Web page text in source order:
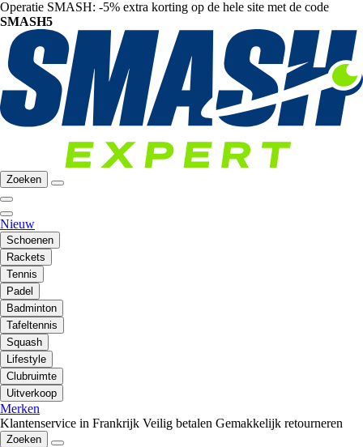
Operatie SMASH: -5% extra korting op de hele site met de code
SMASH5
Zoeken
Nieuw
Schoenen
Rackets
Tennis
Padel
Badminton
Tafeltennis
Squash
Lifestyle
Clubruimte
Uitverkoop
Merken
Klantenservice in Frankrijk Veilig betalen Gemakkelijk retourneren
Zoeken